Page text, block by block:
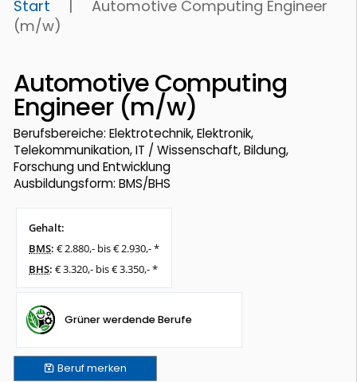
Start |
Automotive Computing Engineer
(m/w)
Automotive Computing
Engineer (m/w)
Berufsbereiche: Elektrotechnik, Elektronik,
Telekommunikation, IT / Wissenschaft, Bildung,
Forschung und Entwicklung
Ausbildungsform: BMS/BHS
Gehalt:
BMS: € 2.880,- bis € 2.930,- *
BHS: € 3.320,- bis € 3.350,- *
Grüner werdende Berufe
Berufmerken